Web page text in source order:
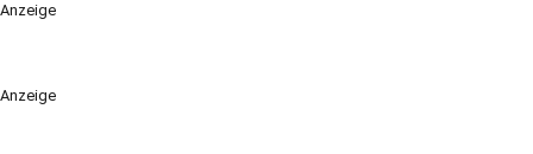
Anzeige
Anzeige